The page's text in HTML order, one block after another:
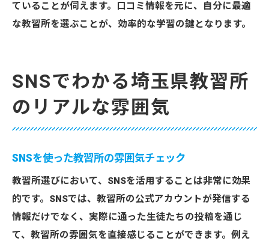
ていることが伺えます。口コミ情報を元に、自分に最適
な教習所を選ぶことが、効率的な学習の鍵となります。
SNSでわかる埼玉県教習所
のリアルな雰囲気
SNSを使った教習所の雰囲気チェック
教習所選びにおいて、SNSを活用することは非常に効果
的です。SNSでは、教習所の公式アカウントが発信する
情報だけでなく、実際に通った生徒たちの投稿を通じ
て、教習所の雰囲気を直接感じることができます。例え